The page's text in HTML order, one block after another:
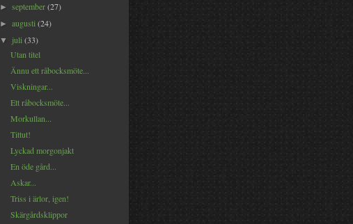
►september(27)
►augusti(24)
▼ juli(33)
Utan titel
Ännu ett råbocksmöte...
Viskningar...
Ett råbocksmöte...
Morkullan...
Tittut!
Lyckad morgonjakt
En öde gård...
Askar...
Triss i ärlor, igen!
Skärgårdsklippor